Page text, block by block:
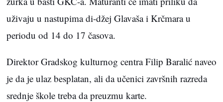
uživaju u nastupima di-džej Glavaša i Krčmara u
periodu od 14 do 17 časova.
Direktor Gradskog kulturnog centra Filip Baralić naveo
je da je ulaz besplatan, ali da učenici završnih razreda
srednje škole treba da preuzmu karte.